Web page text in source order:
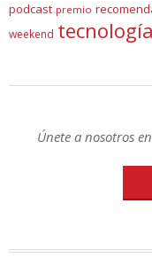
podcast premio
weekend tecnología
Únete a nosotros